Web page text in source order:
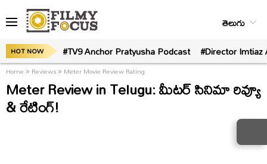
తెలుగు
HOT NOW #TV9 Anchor Pratyusha Podcast #Director
Home» Reviews» Meter Movie Review Rating
Meter Review in Telugu: మీటర్ సినిమా రివ్యూ
& రేటింగ్!